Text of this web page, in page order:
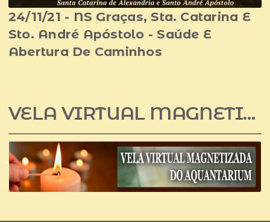
24/11/21 - NS Graças, Sta. Catarina E
Sto. André Apóstolo - Saúde E
Abertura De Caminhos
VELA VIRTUAL MAGNETIZADA